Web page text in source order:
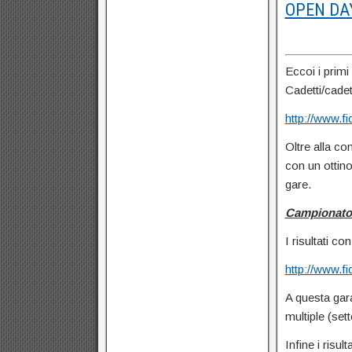
OPEN
Eccoi i
Cadetti/
http://
Oltre alla
con un
gare.
I risultati
http://
A questa
multiple
Infine i